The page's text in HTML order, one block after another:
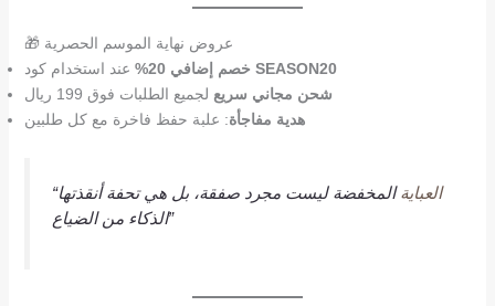
🎁 عروض نهاية الموسم الحصرية
خصم إضافي 20% SEASON20
شحن مجاني سريع لجميع الطلبات فوق 199 ريال
هدية مفاجأة: علبة حفظ فاخرة مع كل طلبين
“ العبايةالمخفضة ليست مجرد صفقة، بل هي تحفة أنقذتها
الذكاء من الضياع”